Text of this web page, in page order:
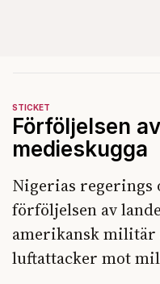
STICKET
Förföljelsen
medieskugga
Nigerias regerings
förföljelsen av
amerikansk
luftattacker mot